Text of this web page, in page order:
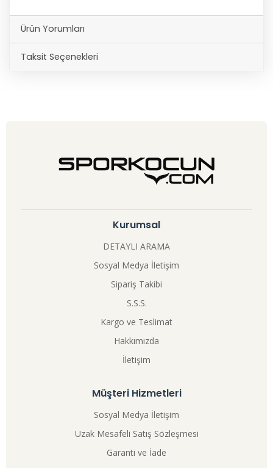
Ürün Yorumları
Taksit Seçenekleri
Kurumsal
DETAYLI ARAMA
Sosyal Medya İletişim
Sipariş Takibi
S.S.S.
Kargo ve Teslimat
Hakkımızda
İletişim
Müşteri Hizmetleri
Sosyal Medya İletişim
Uzak Mesafeli Satış Sözleşmesi
Garanti ve İade